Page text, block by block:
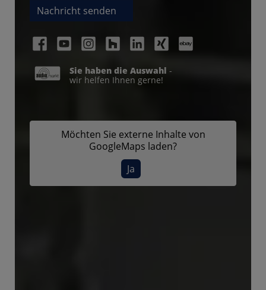
Nachricht senden
Sie haben die Auswahl -
wir helfen Ihnen gerne!
Möchten Sie externe Inhalte von
GoogleMaps laden?
Ja